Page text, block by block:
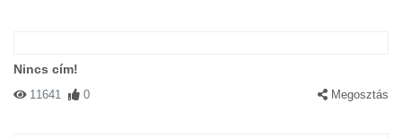
Nincs cím!
11641 0 Megosztás